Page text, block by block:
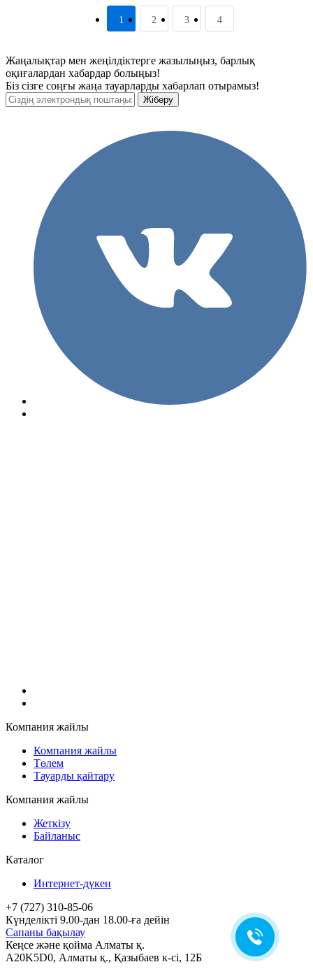
1 2 3 4
Жаңалықтар мен жеңілдіктерге жазылыңыз, барлық
оқиғалардан хабардар болыңыз!
Біз сізге соңғы жаңа тауарларды хабарлап отырамыз!
Компания жайлы
Компания жайлы
Төлем
Тауарды қайтару
Компания жайлы
Жеткізу
Байланыс
Каталог
Интернет-дүкен
+7 (727) 310-85-06
Күнделікті 9.00-дан 18.00-ға дейін
Сапаны бақылау
Кеңсе және қойма Алматы қ.
A20K5D0, Алматы қ., Қазыбаев к-сі, 12Б